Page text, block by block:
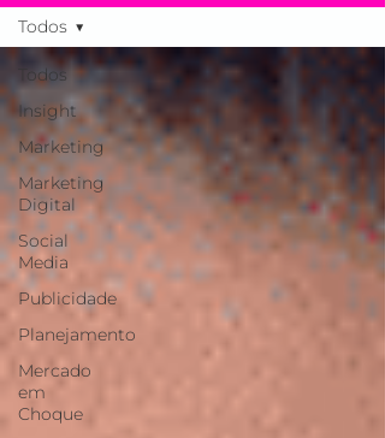
Todos
Insight
Marketing
Marketing
Digital
Social
Media
Publicidade
Planejamento
Mercado
em
Choque
Todos